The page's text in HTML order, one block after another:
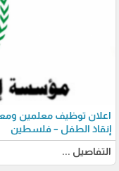
اعلان توظيف معلمين
إنقاذ الطفل – فلسطين
التفاصيل ...